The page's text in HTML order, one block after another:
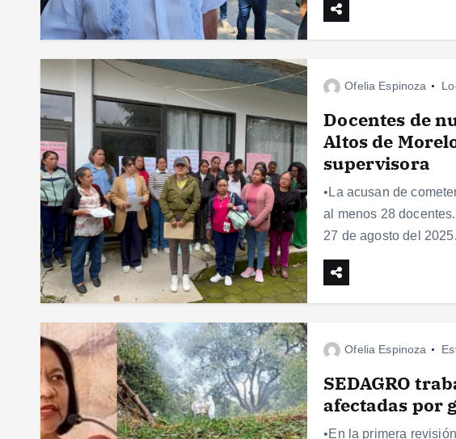
Ofelia Espinoza
Docentes de
Altos de
supervisora
•La acusan de
al menos 28
27 de agosto del
Ofelia Espinoza
SEDAGRO
afectadas por
•En la primera